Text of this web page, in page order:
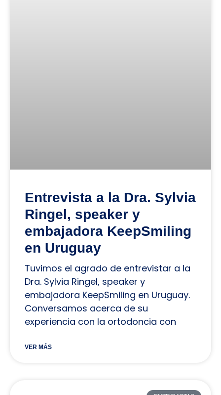
Entrevista a la Dra. Sylvia
Ringel, speaker y
embajadora KeepSmiling
en Uruguay
Tuvimos el agrado de entrevistar a la
Dra. Sylvia Ringel, speaker y
embajadora KeepSmiling en Uruguay.
Conversamos acerca de su
experiencia con la ortodoncia con
VER MÁS